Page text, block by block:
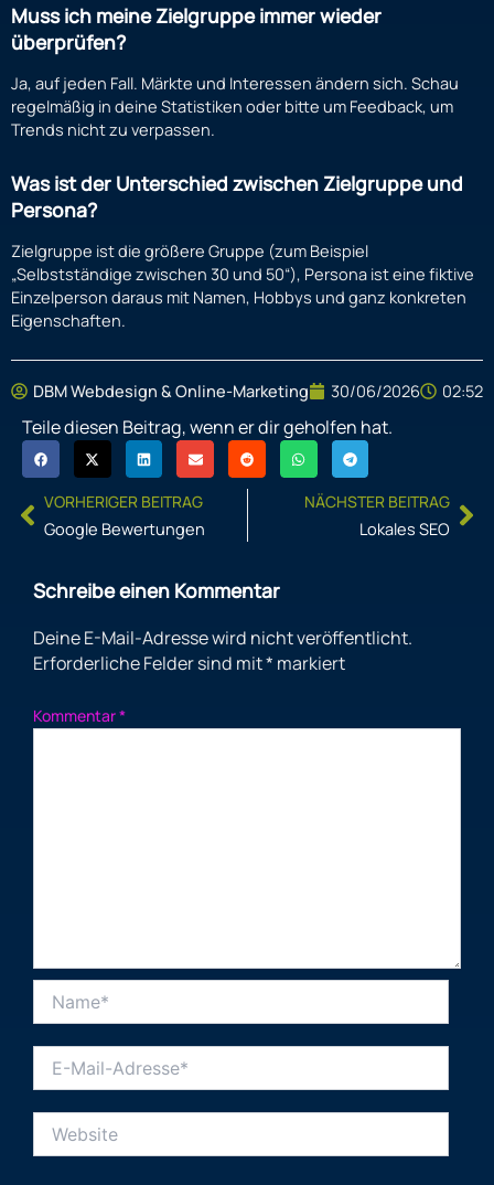
Muss ich meine Zielgruppe immer wieder
überprüfen?
Ja, auf jeden Fall. Märkte und Interessen ändern sich. Schau
regelmäßig in deine Statistiken oder bitte um Feedback, um
Trends nicht zu verpassen.
Was ist der Unterschied zwischen Zielgruppe und
Persona?
Zielgruppe ist die größere Gruppe (zum Beispiel
„Selbstständige zwischen 30 und 50“), Persona ist eine fiktive
Einzelperson daraus mit Namen, Hobbys und ganz konkreten
Eigenschaften.
DBM Webdesign & Online-Marketing 30/06/2026 02:52
Teile diesen Beitrag, wenn er dir geholfen hat.
Prev
VORHERIGER BEITRAG
Google Bewertungen
NÄCHSTER BEITRAG
Lokales SEO
Schreibe einen Kommentar
Deine E-Mail-Adresse wird nicht veröffentlicht.
Erforderliche Felder sind mit* markiert
Kommentar*
Mail-